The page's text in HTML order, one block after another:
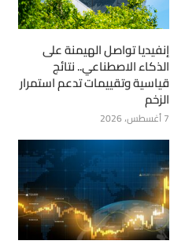
إنفيديا تواصل الهيمنة على
الذكاء الاصطناعي.. نتائج
قياسية وتقييمات تدعم استمرار
الزخم
7 أغسطس، 2026